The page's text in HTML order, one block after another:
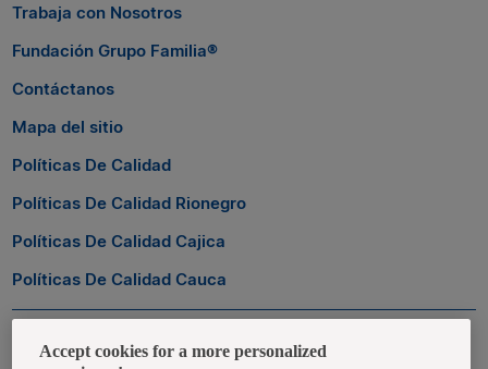
Trabaja con Nosotros
Fundación Grupo Familia®
Contáctanos
Mapa del sitio
Políticas De Calidad
Políticas De Calidad Rionegro
Políticas De Calidad Cajica
Políticas De Calidad Cauca
Zona Transaccional
Accept cookies for a more personalized